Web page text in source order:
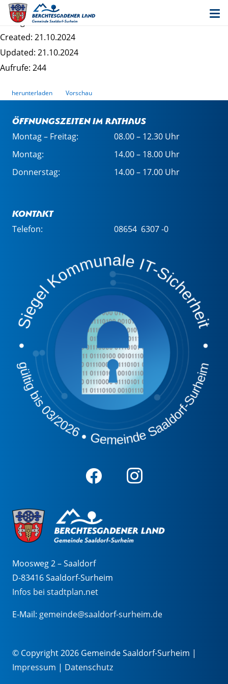
Entwurf Bebauungsplan Surheim Ost - Satzung
Dateigrösse: 187.82 KB
Created: 21.10.2024
Updated: 21.10.2024
Aufrufe: 244
herunterladen Vorschau
Öffnungszeiten im Rathaus
Montag – Freitag:
08.00 – 12.30 Uhr
Montag:
14.00 – 18.00 Uhr
Donnerstag:
14.00 – 17.00 Uhr
Kontakt
Telefon: 08654 6307 -0
Moosweg 2 – Saaldorf
D-83416 Saaldorf-Surheim
Infos bei stadtplan.net
E-Mail: gemeinde@saaldorf-surheim.de
© Copyright 2026 Gemeinde Saaldorf-Surheim |
Impressum | Datenschutz